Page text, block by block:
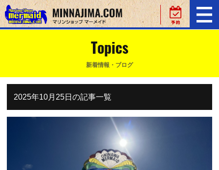
Topics
新着情報・ブログ
2025年10月25日の記事一覧